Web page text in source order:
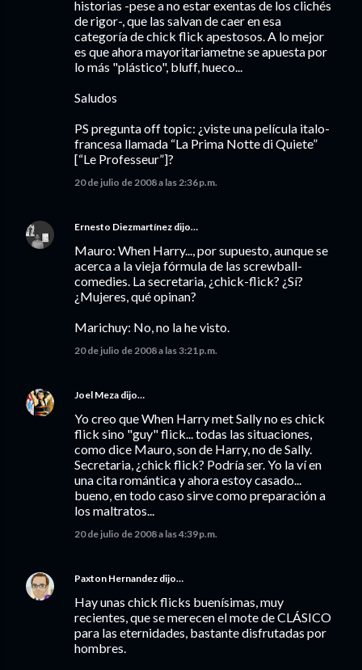
historias -pese a no estar exentas de los clichés
de rigor-, que las salvan de caer en esa
categoría de chick flick apestosos. A lo mejor
es que ahora mayoritariametne se apuesta por
lo más "plástico", bluff, hueco...
Saludos
PS pregunta off topic: ¿viste una película italo-
francesa llamada “La Prima Notte di Quiete”
[“Le Professeur”]?
20 de julio de 2008 a las 2:36 p.m.
Ernesto Diezmartínez dijo…
Mauro: When Harry..., por supuesto, aunque se
acerca a la vieja fórmula de las screwball-
comedies. La secretaria, ¿chick-flick? ¿Sí?
¿Mujeres, qué opinan?
Marichuy: No, no la he visto.
20 de julio de 2008 a las 3:21 p.m.
Joel Meza dijo…
Yo creo que When Harry met Sally no es chick
flick sino "guy" flick... todas las situaciones,
como dice Mauro, son de Harry, no de Sally.
Secretaria, ¿chick flick? Podría ser. Yo la ví en
una cita romántica y ahora estoy casado...
bueno, en todo caso sirve como preparación a
los maltratos...
20 de julio de 2008 a las 4:39 p.m.
Paxton Hernandez dijo…
Hay unas chick flicks buenísimas, muy
recientes, que se merecen el mote de CLÁSICO
para las eternidades, bastante disfrutadas por
hombres.